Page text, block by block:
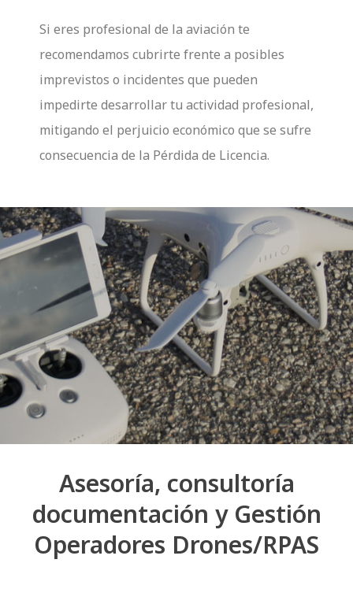
Si eres profesional de la aviación te
recomendamos cubrirte frente a posibles
imprevistos o incidentes que pueden
impedirte desarrollar tu actividad profesional,
mitigando el perjuicio económico que se sufre
consecuencia de la Pérdida de Licencia.
Asesoría, consultoría
documentación y Gestión
Operadores Drones/RPAS